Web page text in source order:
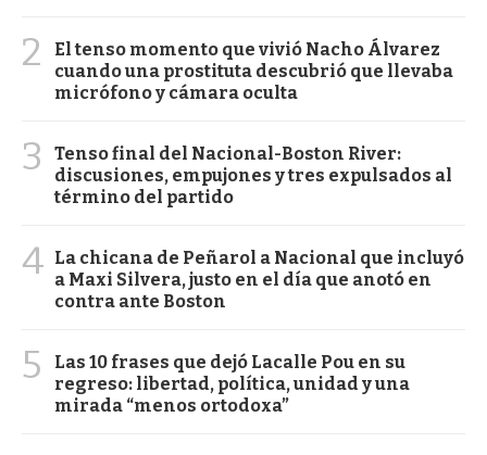
2
El tenso momento que vivió Nacho Álvarez
cuando una prostituta descubrió que llevaba
micrófono y cámara oculta
3
Tenso final del Nacional-Boston River:
discusiones, empujones y tres expulsados al
término del partido
4 La chicana de Peñarol a Nacional que incluyó
a Maxi Silvera, justo en el día que anotó en
contra ante Boston
5
Las 10 frases que dejó Lacalle Pou en su
regreso: libertad, política, unidad y una
mirada “menos ortodoxa”